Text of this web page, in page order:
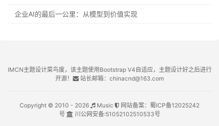
企业AI的最后一公里：从模型到价值实现
IMCN主题设计菜鸟度，该主题使用Bootstrap V4自适应，主题设计好之后进行
开源！
站长邮箱：chinacnd@163.com
Copyright © 2010 - 2026 Music 网站备案： 蜀ICP备12025242
号
川公网安备:51052102510533号